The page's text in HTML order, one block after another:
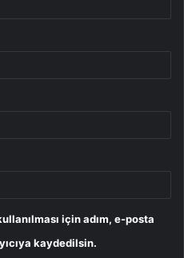
için adım, e-posta
kaydedilsin.